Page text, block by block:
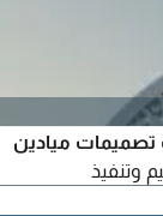
تصميمات ميادين
وتنفيذ